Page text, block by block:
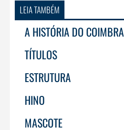
LEIA TAMBÉM
A HISTÓRIA DO COIMBRA
TÍTULOS
ESTRUTURA
HINO
MASCOTE